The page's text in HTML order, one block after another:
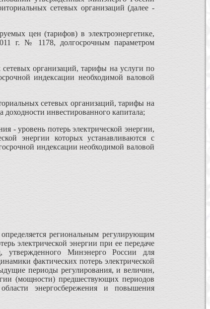
сетевых организаций (далее -
цен (тарифов) в электроэнергетике,
г. № 1178, долгосрочным параметром
сетевых организаций, тарифы на услуги по
индексации необходимой валовой
сетевых организаций, тарифы на
доходности инвестированного капитала;
- уровень потерь электрической энергии,
энергии которых устанавливаются с
индексации необходимой валовой
региональным регулирующим
электрической энергии при ее передаче
утвержденного Минэнерго России для
фактических потерь электрической
периоды регулирования, и величин,
(мощности) предшествующих периодов
энергосбережения и повышения